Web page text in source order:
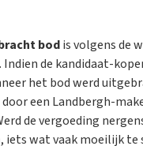
bodis volgens de
Indien de kandidaat-
het bod werd
een Landbergh-
de vergoeding
, iets wat vaak moeilijk te